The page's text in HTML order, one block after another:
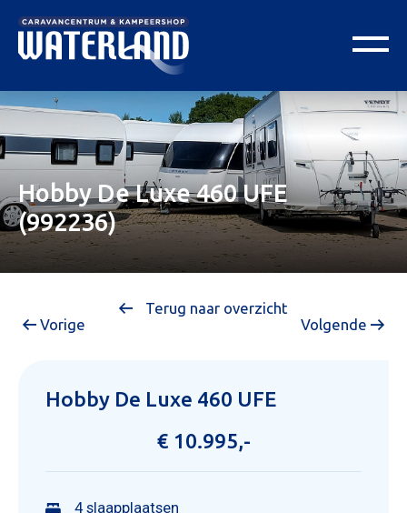
Hobby De Luxe 460 UFE
(992236)
Terug naar overzicht
Vorige
Volgende
Hobby De Luxe 460 UFE
€ 10.995,-
4 slaapplaatsen